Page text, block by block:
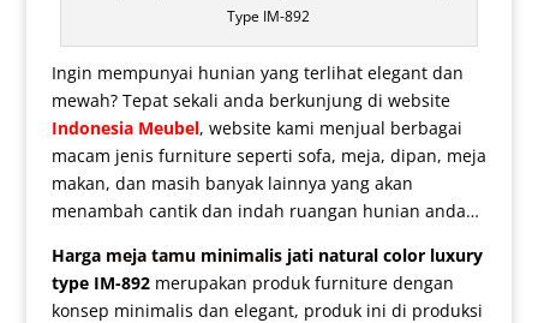
Type IM-892
Ingin mempunyai hunian yang terlihat elegant dan
mewah? Tepat sekali anda berkunjung di website
Indonesia Meubel, website kami menjual berbagai
macam jenis furniture seperti sofa, meja, dipan, meja
makan, dan masih banyak lainnya yang akan
menambah cantik dan indah ruangan hunian anda…
Harga meja tamu minimalisjati natural color luxury
type IM-892merupakan produk furniture dengan
konsep minimalis dan elegant, produk ini di produksi